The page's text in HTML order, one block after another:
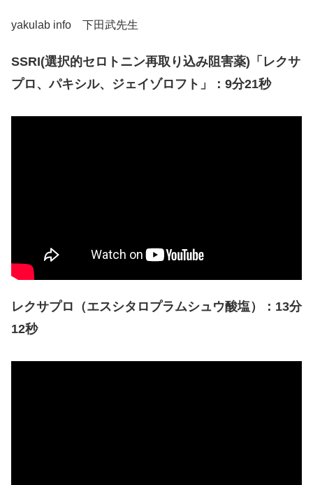
yakulab info 下田武先生
SSRI(選択的セロトニン再取り込み阻害薬)「レクサ
プロ、パキシル、ジェイゾロフト」
：9分21秒
レクサプロ（エスシタロプラムシュウ酸塩）：13分
12秒